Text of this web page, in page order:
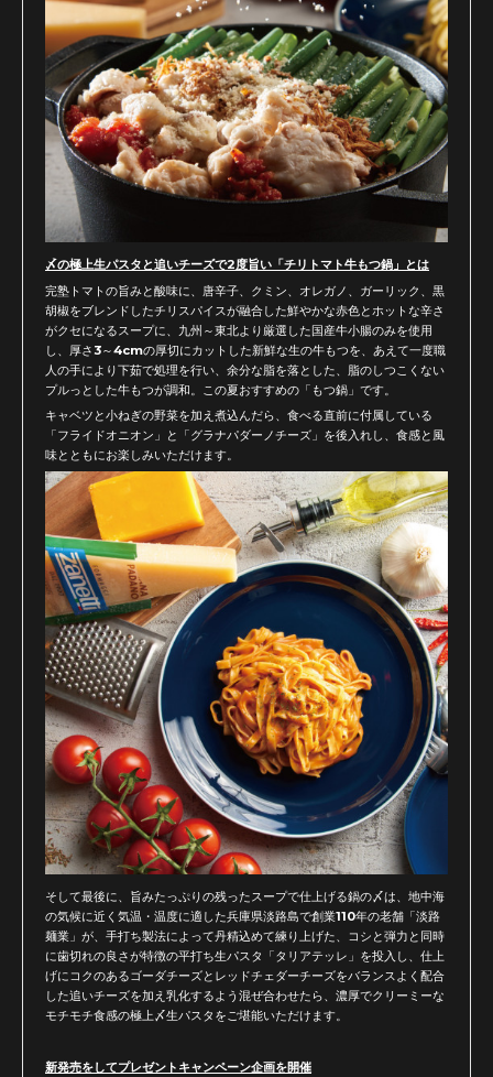
〆の極上生パスタと追いチーズで2度旨い「チリトマト牛もつ鍋」とは
完塾トマトの旨みと酸味に、唐辛子、クミン、オレガノ、ガーリック、黒
胡椒をブレンドしたチリスパイスが融合した鮮やかな赤色とホットな辛さ
がクセになるスープに、九州～東北より厳選した国産牛小腸のみを使用
し、厚さ3～4cmの厚切にカットした新鮮な生の牛もつを、あえて一度職
人の手により下茹で処理を行い、余分な脂を落とした、脂のしつこくない
プルっとした牛もつが調和。この夏おすすめの「もつ鍋」です。
キャベツと小ねぎの野菜を加え煮込んだら、食べる直前に付属している
「フライドオニオン」と「グラナパダーノチーズ」を後入れし、食感と風
味とともにお楽しみいただけます。
そして最後に、旨みたっぷりの残ったスープで仕上げる鍋の〆は、地中海
の気候に近く気温・温度に適した兵庫県淡路島で創業110年の老舗「淡路
麺業」が、手打ち製法によって丹精込めて練り上げた、コシと弾力と同時
に歯切れの良さが特徴の平打ち生パスタ「タリアテッレ」を投入し、仕上
げにコクのあるゴーダチーズとレッドチェダーチーズをバランスよく配合
した追いチーズを加え乳化するよう混ぜ合わせたら、濃厚でクリーミーな
モチモチ食感の極上〆生パスタをご堪能いただけます。
新発売をしてプレゼントキャンペーン企画を開催